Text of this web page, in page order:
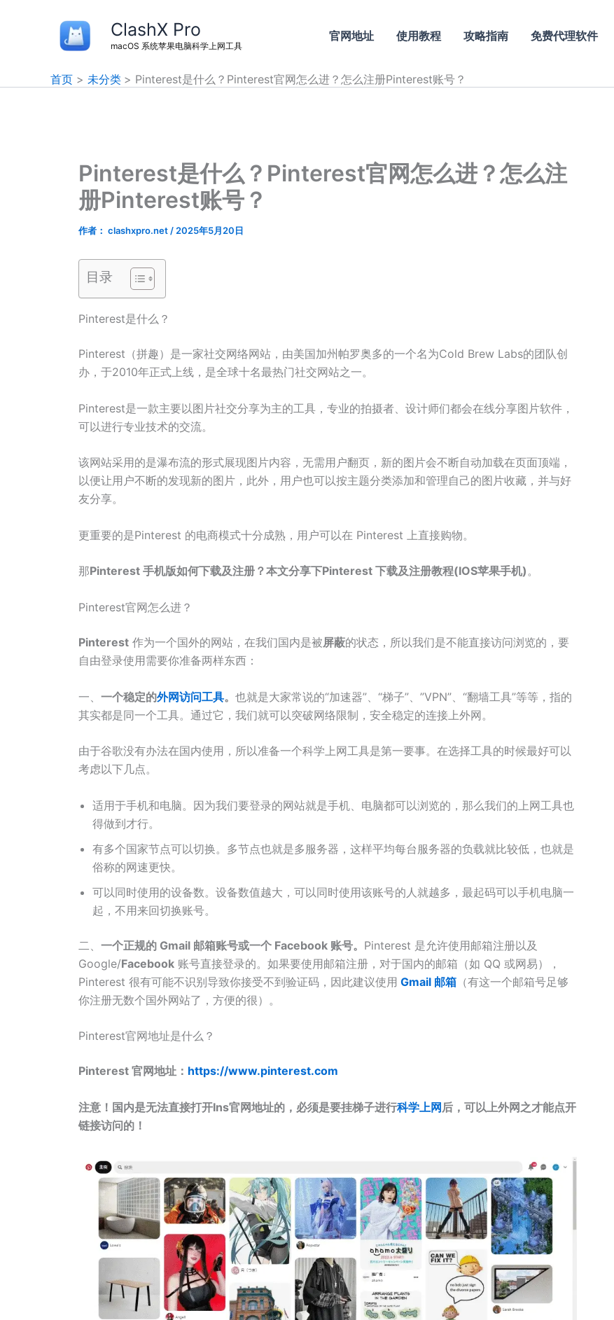
ClashX Pro
macOS 系统苹果电脑科学上网工具
官网地址 使用教程 攻略指南 免费代理软件
首页 未分类 Pinterest是什么？Pinterest官网怎么进？怎么注册Pinterest账号？
Pinterest是什么？Pinterest官网怎么进？怎么注
册Pinterest账号？
作者： clashxpro.net / 2025年5月20日
目录
Pinterest是什么？
Pinterest（拼趣）是一家社交网络网站，由美国加州帕罗奥多的一个名为Cold Brew Labs的团队创
办，于2010年正式上线，是全球十名最热门社交网站之一。
Pinterest是一款主要以图片社交分享为主的工具，专业的拍摄者、设计师们都会在线分享图片软件，
可以进行专业技术的交流。
该网站采用的是瀑布流的形式展现图片内容，无需用户翻页，新的图片会不断自动加载在页面顶端，
以便让用户不断的发现新的图片，此外，用户也可以按主题分类添加和管理自己的图片收藏，并与好
友分享。
更重要的是Pinterest 的电商模式十分成熟，用户可以在 Pinterest 上直接购物。
那Pinterest 手机版如何下载及注册？本文分享下Pinterest 下载及注册教程(IOS苹果手机)。
Pinterest官网怎么进？
Pinterest 作为一个国外的网站，在我们国内是被屏蔽的状态，所以我们是不能直接访问浏览的，要
自由登录使用需要你准备两样东西：
一、 一个稳定的外网访问工具。 也就是大家常说的“加速器”、“梯子”、”VPN”、“翻墙工具”等等，指的
其实都是同一个工具。通过它，我们就可以突破网络限制，安全稳定的连接上外网。
由于谷歌没有办法在国内使用，所以准备一个科学上网工具是第一要事。在选择工具的时候最好可以
考虑以下几点。
适用于手机和电脑。因为我们要登录的网站就是手机、电脑都可以浏览的，那么我们的上网工具也
得做到才行。
有多个国家节点可以切换。多节点也就是多服务器，这样平均每台服务器的负载就比较低，也就是
俗称的网速更快。
可以同时使用的设备数。设备数值越大，可以同时使用该账号的人就越多，最起码可以手机电脑一
起，不用来回切换账号。
二、 一个正规的 Gmail 邮箱账号或一个 Facebook 账号。 Pinterest 是允许使用邮箱注册以及
Google/Facebook 账号直接登录的。如果要使用邮箱注册，对于国内的邮箱（如 QQ 或网易），
Pinterest 很有可能不识别导致你接受不到验证码，因此建议使用 Gmail 邮箱 （有这一个邮箱号足够
你注册无数个国外网站了，方便的很）。
Pinterest官网地址是什么？
Pinterest 官网地址： https://www.pinterest.com
注意！国内是无法直接打开Ins官网地址的，必须是要挂梯子进行科学上网后，可以上外网之才能点开
链接访问的！